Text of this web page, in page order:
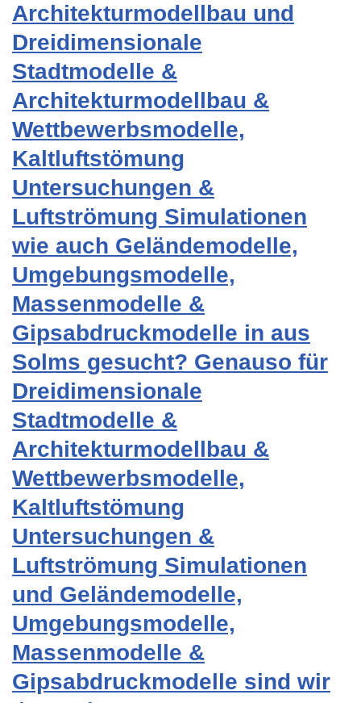
Architekturmodellbau und
Dreidimensionale
Stadtmodelle &
Architekturmodellbau &
Wettbewerbsmodelle,
Kaltluftstömung
Untersuchungen &
Luftströmung Simulationen
wie auch Geländemodelle,
Umgebungsmodelle,
Massenmodelle &
Gipsabdruckmodelle in aus
Solms gesucht? Genauso für
Dreidimensionale
Stadtmodelle &
Architekturmodellbau &
Wettbewerbsmodelle,
Kaltluftstömung
Untersuchungen &
Luftströmung Simulationen
und Geländemodelle,
Umgebungsmodelle,
Massenmodelle &
Gipsabdruckmodelle sind wir